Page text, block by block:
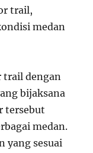
trail,
medan
trail dengan
bijaksana
tersebut
medan.
yang sesuai